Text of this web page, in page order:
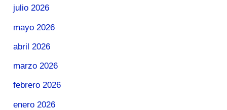
julio 2026
mayo 2026
abril 2026
marzo 2026
febrero 2026
enero 2026